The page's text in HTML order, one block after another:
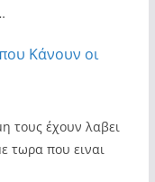
Κάνουν οι
τους έχουν λαβει
τωρα που ειναι